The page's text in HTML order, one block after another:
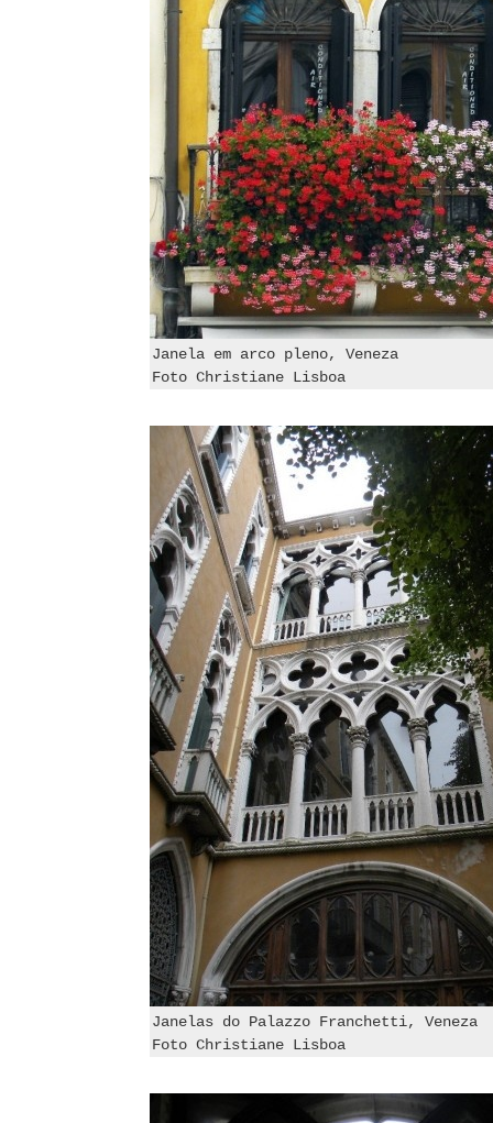
Janela em arco pleno, Veneza
Foto Christiane Lisboa
Janelas do Palazzo Franchetti, Veneza
Foto Christiane Lisboa